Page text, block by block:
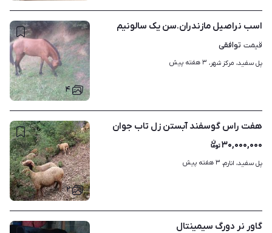
۴
اسب نراصیل مازندران.سن یک سالونیم
قیمت توافقی
پل سفید، مرکز شهر، ۳ هفته پیش
۲
هفت راس گوسفند آبستن زل تاب جوان
۳۰,۰۰۰,۰۰۰
پل سفید، انارم، ۳ هفته پیش
گاور نر دورگ سیمینتال